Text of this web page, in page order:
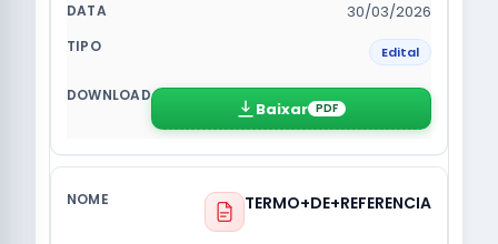
30/03/2026
Edital
Baixar PDF
TERMO+DE+REFERENCIA